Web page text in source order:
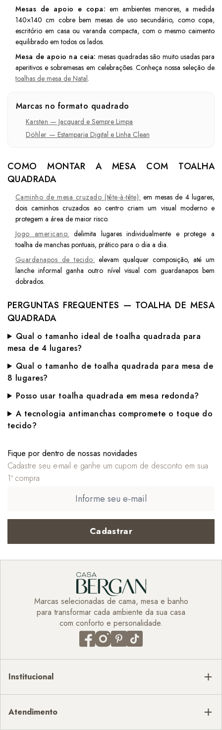
Mesas de apoio e copa: em ambientes menores, a medida
140×140 cm cobre bem mesas de uso secundário, como copa,
escritório em casa ou varanda compacta, com o mesmo caimento
equilibrado em todos os lados.
Mesa de apoio na ceia: mesas quadradas são muito usadas para
aperitivos e sobremesas em celebrações. Conheça nossa seleção de
toalhas de mesa de Natal.
Marcas no formato quadrado
Karsten — Jacquard e Sempre Limpa
Döhler — Estamparia Digital e Linha Clean
COMO MONTAR A MESA COM TOALHA
QUADRADA
Caminho de mesa cruzado (tête-à-tête): em mesas de 4 lugares,
dois caminhos cruzados ao centro criam um visual moderno e
protegem a área de maior risco.
Jogo americano: delimita lugares individualmente e protege a
toalha de manchas pontuais, prático para o dia a dia.
Guardanapos de tecido: elevam qualquer composição, até um
lanche informal ganha outro nível visual com guardanapos bem
dobrados.
PERGUNTAS FREQUENTES — TOALHA DE MESA
QUADRADA
Qual o tamanho ideal de toalha quadrada para
mesa de 4 lugares?
Qual o tamanho de toalha quadrada para mesa de
8 lugares?
Posso usar toalha quadrada em mesa redonda?
A tecnologia antimanchas compromete o toque do
tecido?
Fique por dentro de nossas novidades
Cadastre seu e-mail e ganhe um cupom de desconto em sua
1ª compra
Cadastrar
Marcas selecionadas de cama, mesa e banho
para transformar cada ambiente da sua casa
com conforto e personalidade.
Institucional
Atendimento